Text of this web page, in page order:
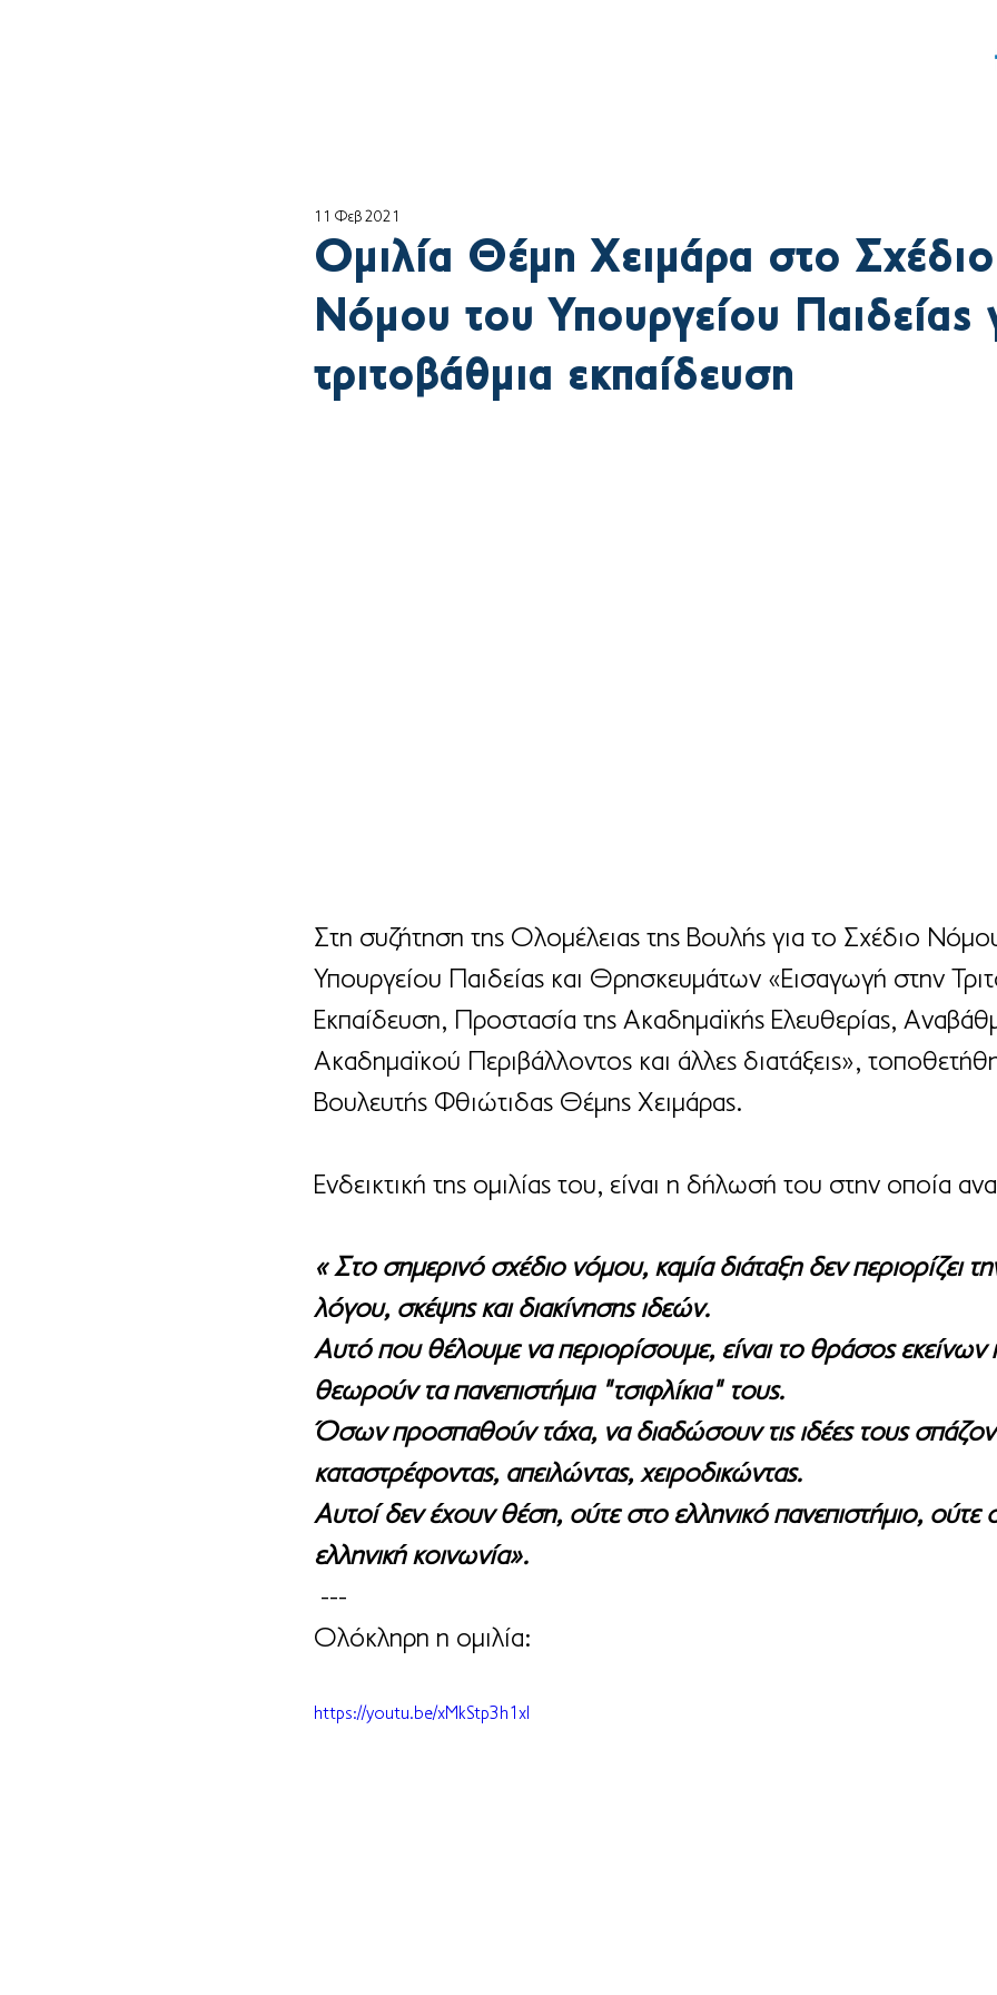
Ομιλία Θέμη Χειμάρα στο Σχέδιο
Νόμου του Υπουργείου Παιδείας
τριτοβάθμια εκπαίδευση
11 Φεβ 2021
Στη συζήτηση της Ολομέλειας της Βουλής για το Σχέδιο
Υπουργείου Παιδείας και Θρησκευμάτων «Εισαγωγή στην
Εκπαίδευση, Προστασία της Ακαδημαϊκής Ελευθερίας,
Ακαδημαϊκού Περιβάλλοντος και άλλες διατάξεις»,
Βουλευτής Φθιώτιδας Θέμης Χειμάρας.
Ενδεικτική της ομιλίας του, είναι η δήλωσή του στην οποία
« Στο σημερινό σχέδιο νόμου, καμία διάταξη δεν περιορίζει
λόγου, σκέψης και διακίνησης ιδεών.
Αυτό που θέλουμε να περιορίσουμε, είναι το θράσος
θεωρούν τα πανεπιστήμια "τσιφλίκια" τους.
Όσων προσπαθούν τάχα, να διαδώσουν τις ιδέες τους
καταστρέφοντας, απειλώντας, χειροδικώντας.
Αυτοί δεν έχουν θέση, ούτε στο ελληνικό πανεπιστήμιο, ούτε
ελληνική κοινωνία».
---
Ολόκληρη η ομιλία:
https://youtu.be/xMkStp3h1xI